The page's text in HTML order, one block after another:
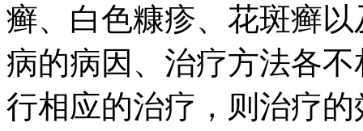
癣、白色糠疹、花斑癣
病的病因、治疗方法各
行相应的治疗，则治疗